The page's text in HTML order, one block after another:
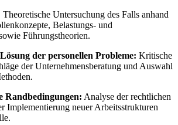
Theoretische Untersuchung des Falls anhand
Belastungs- und
Führungstheorien.
der personellen Probleme: Kritische
der Unternehmensberatung und Auswahl
Randbedingungen: Analyse der rechtlichen
Implementierung neuer Arbeitsstrukturen